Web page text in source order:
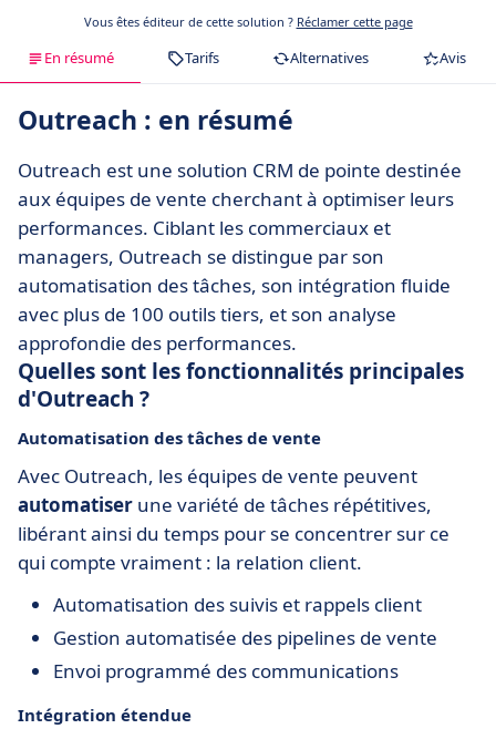
Vous êtes éditeur de cette solution ? Réclamer cette page
En résumé Tarifs Alternatives Avis
Outreach : en résumé
Outreach est une solution CRM de pointe destinée
aux équipes de vente cherchant à optimiser leurs
performances. Ciblant les commerciaux et
managers, Outreach se distingue par son
automatisation des tâches, son intégration fluide
avec plus de 100 outils tiers, et son analyse
approfondie des performances.
Quelles sont les fonctionnalités principales
d'Outreach ?
Automatisation des tâches de vente
Avec Outreach, les équipes de vente peuvent
automatiser une variété de tâches répétitives,
libérant ainsi du temps pour se concentrer sur ce
qui compte vraiment : la relation client.
Automatisation des suivis et rappels client
Gestion automatisée des pipelines de vente
Envoi programmé des communications
Intégration étendue